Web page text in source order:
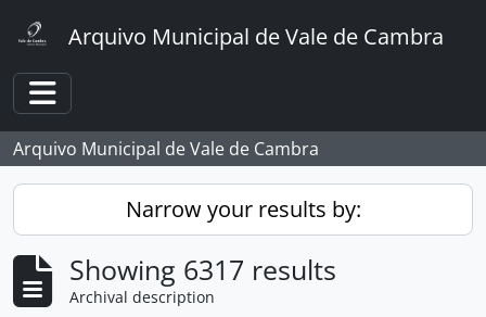
Arquivo Municipal de Vale de Cambra
Toggle navigation
Arquivo Municipal de Vale de Cambra
Narrow your results by:
Showing 6317 results
Archival description